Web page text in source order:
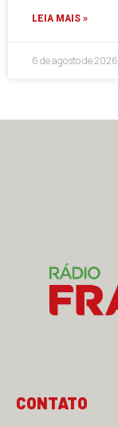
LEIA MAIS »
6 de agosto de 2026
CONTATO